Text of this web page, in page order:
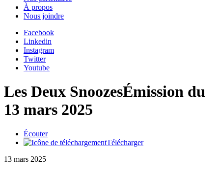
À propos
Nous joindre
Facebook
Linkedin
Instagram
Twitter
Youtube
Les Deux SnoozesÉmission du
13 mars 2025
Écouter
Télécharger
13 mars 2025